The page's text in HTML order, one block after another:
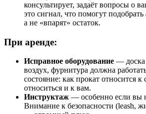
консультирует, задаёт вопросы о
это сигнал, что помогут
а не «впарят» остаток.
При аренде:
Исправное оборудование — доска
воздух, фурнитура должна
состояние: как прокат относится к
относиться и к вам.
Инструктаж — особенно если вы
Внимание к безопасности (leash,